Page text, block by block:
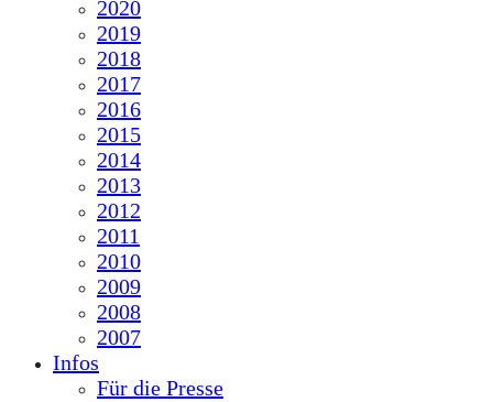
2020
2019
2018
2017
2016
2015
2014
2013
2012
2011
2010
2009
2008
2007
Infos
Für die Presse